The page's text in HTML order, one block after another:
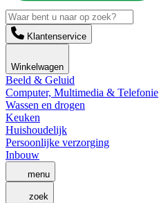
Klantenservice
Winkelwagen
Beeld & Geluid
Computer, Multimedia & Telefonie
Wassen en drogen
Keuken
Huishoudelijk
Persoonlijke verzorging
Inbouw
menu
zoek